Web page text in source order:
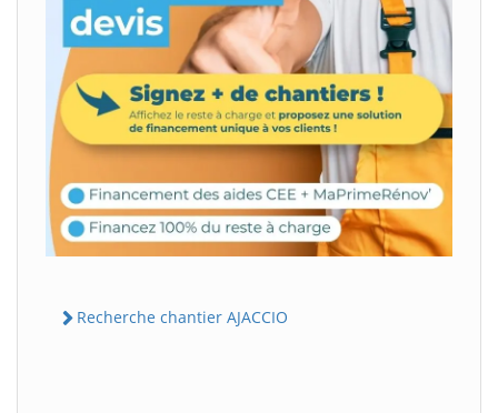
Recherche chantier AJACCIO